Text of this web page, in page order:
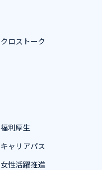
クロストーク
福利厚生
キャリアパス
女性活躍推進